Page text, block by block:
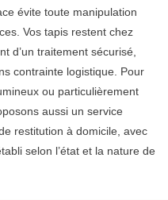
évite toute manipulation
Vos tapis restent chez
d’un traitement sécurisé,
contrainte logistique. Pour
ou particulièrement
aussi un service
restitution à domicile, avec
selon l’état et la nature de